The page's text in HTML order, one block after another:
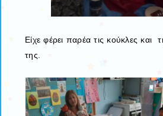
Είχε φέρει παρέα τις κούκλες και
της.